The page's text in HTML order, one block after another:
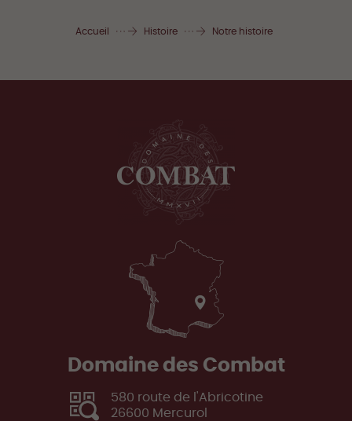
Accueil Histoire Notre histoire
Domaine des Combat
580 route de l'Abricotine
26600 Mercurol